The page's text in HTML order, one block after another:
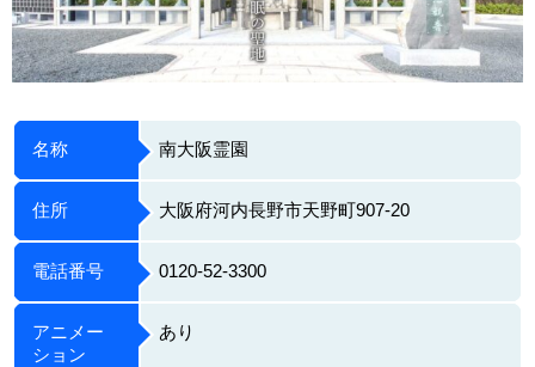
名称 南大阪霊園
住所 大阪府河内長野市天野町907-20
電話番号 0120-52-3300
アニメー
ション
あり